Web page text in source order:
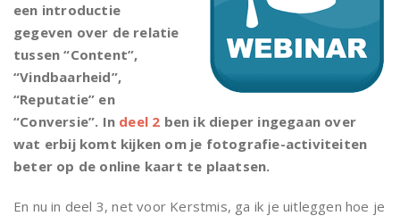
een introductie
gegeven over de relatie
tussen “Content”,
“Vindbaarheid”,
“Reputatie” en
“Conversie”. In deel 2 ben ik dieper ingegaan over
wat erbij komt kijken om je fotografie-activiteiten
beter op de online kaart te plaatsen.
En nu in deel 3, net voor Kerstmis, ga ik je uitleggen hoe je